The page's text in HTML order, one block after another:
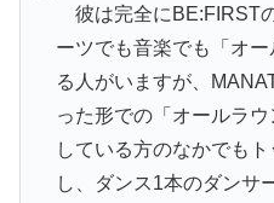
彼は完全にBE:FIRST
ーツでも音楽でも「オ
る人がいますが、
った形での「オールラ
している方のなかでも
し、ダンス1本のダンサ